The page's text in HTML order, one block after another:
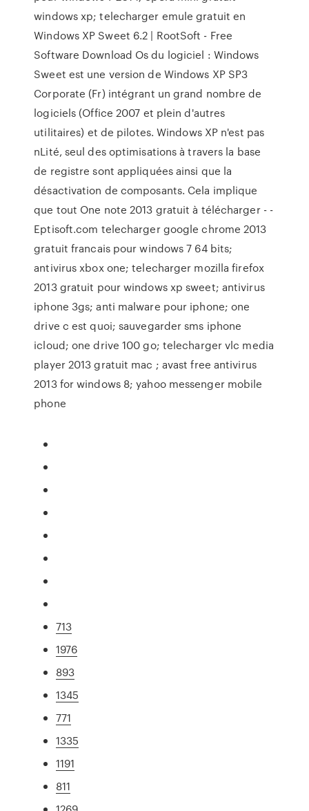
windows xp; telecharger emule gratuit en
Windows XP Sweet 6.2 | RootSoft - Free
Software Download Os du logiciel : Windows
Sweet est une version de Windows XP SP3
Corporate (Fr) intégrant un grand nombre de
logiciels (Office 2007 et plein d'autres
utilitaires) et de pilotes. Windows XP n'est pas
nLité, seul des optimisations à travers la base
de registre sont appliquées ainsi que la
désactivation de composants. Cela implique
que tout One note 2013 gratuit à télécharger - -
Eptisoft.com telecharger google chrome 2013
gratuit francais pour windows 7 64 bits;
antivirus xbox one; telecharger mozilla firefox
2013 gratuit pour windows xp sweet; antivirus
iphone 3gs; anti malware pour iphone; one
drive c est quoi; sauvegarder sms iphone
icloud; one drive 100 go; telecharger vlc media
player 2013 gratuit mac ; avast free antivirus
2013 for windows 8; yahoo messenger mobile
phone
713
1976
893
1345
771
1335
1191
811